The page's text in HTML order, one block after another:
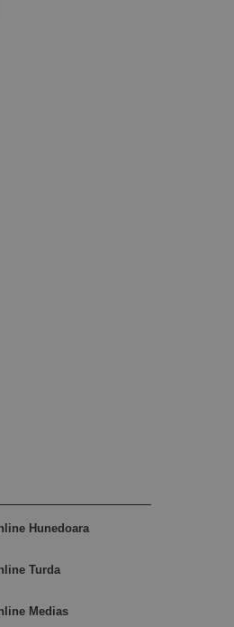
Hunedoara
Turda
Medias